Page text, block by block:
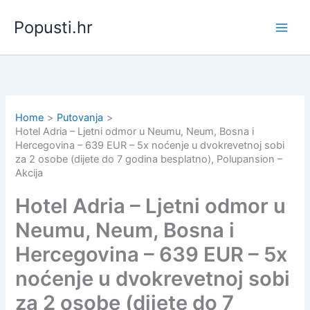
content
Popusti.hr
Home
Putovanja
Hotel Adria – Ljetni odmor u Neumu, Neum, Bosna i
Hercegovina – 639 EUR – 5x noćenje u dvokrevetnoj sobi
za 2 osobe (dijete do 7 godina besplatno), Polupansion –
Akcija
Hotel Adria – Ljetni odmor u
Neumu, Neum, Bosna i
Hercegovina – 639 EUR – 5x
noćenje u dvokrevetnoj sobi
za 2 osobe (dijete do 7